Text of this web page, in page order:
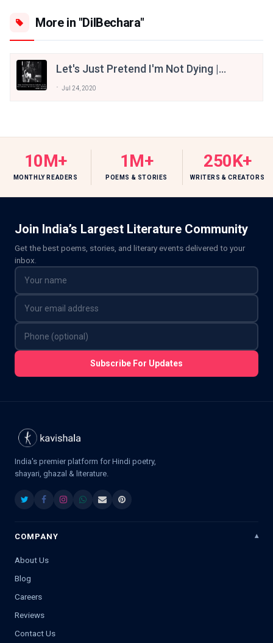
More in "DilBechara"
Let's Just Pretend I'm Not Dying |
Jul 24, 2020
10M+
MONTHLY READERS
1M+
POEMS & STORIES
250K+
WRITERS & CREATORS
Join India’s Largest Literature Community
Get the best poems, stories, and literary events delivered to your
inbox.
Subscribe For Updates
India's premier platform for Hindi poetry,
shayari, ghazal & literature.
COMPANY
About Us
Blog
Careers
Reviews
Contact Us